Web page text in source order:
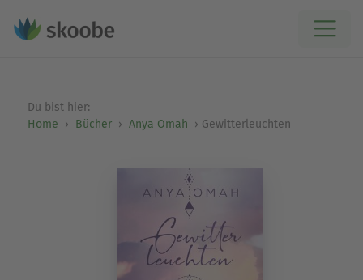
Du bist hier:
Home
Bücher Anya Omah Gewitterleuchten